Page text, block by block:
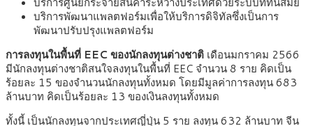
บริการพัฒนาแพลตฟอร์มเพื่อให้บริการดิจิทัลซึ่งเป็นการ
พัฒนาปรับปรุงแพลตฟอร์ม
การลงทุนในพื้นที่ EEC ของนักลงทุนต่างชาติ เดือนมกราคม 2566
มีนักลงทุนต่างชาติสนใจลงทุนในพื้นที่ EEC จำนวน 8 ราย คิดเป็น
ร้อยละ 15 ของจำนวนนักลงทุนทั้งหมด โดยมีมูลค่าการลงทุน 683
ล้านบาท คิดเป็นร้อยละ 13 ของเงินลงทุนทั้งหมด
ทั้งนี้ เป็นนักลงทุนจากประเทศญี่ปุ่น 5 ราย ลงทุน 632 ล้านบาท จีน